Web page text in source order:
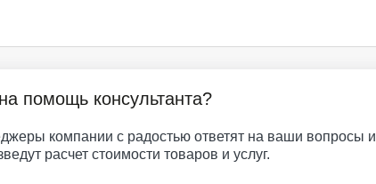
помощь консультанта?
компании с радостью ответят на ваши вопросы и
расчет стоимости товаров и услуг.